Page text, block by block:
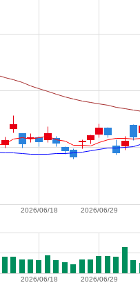
2026/06/29
2026/06/18
2026/06/29
2026/06/18